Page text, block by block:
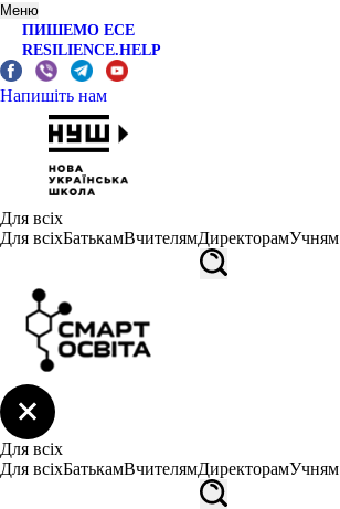
Меню
ПИШЕМО ЕСЕ
RESILIENCE.HELP
Напишіть нам
Для всіх
Для всіхБатькамВчителямДиректорамУчням
Для всіх
Для всіхБатькамВчителямДиректорамУчням